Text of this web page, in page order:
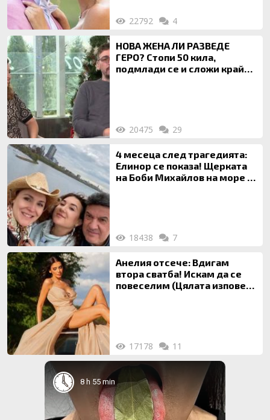
22792 4
НОВА ЖЕНА ЛИ РАЗВЕДЕ
ГЕРО? Стопи 50 кила,
подмлади се и сложи край
20475 29
4 месеца след трагедията:
Елинор се показа! Щерката
на Боби Михайлов на море с
18438 7
Анелия отсече: Вдигам
втора сватба! Искам да се
повеселим (Цялата изповед
17178 11
8 h 55 min